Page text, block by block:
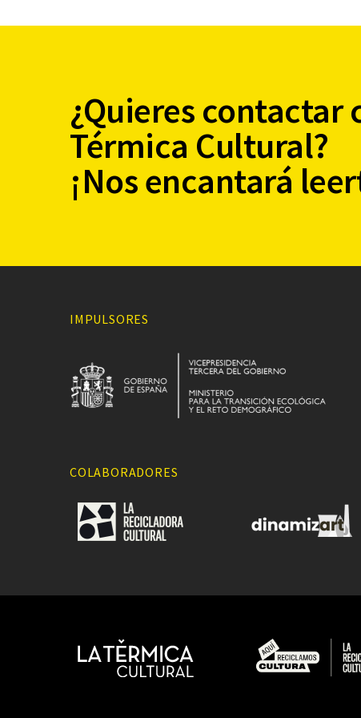
¿Quieres contactar
Térmica Cultural?
¡Nos encantará
IMPULSORES
COLABORADORES